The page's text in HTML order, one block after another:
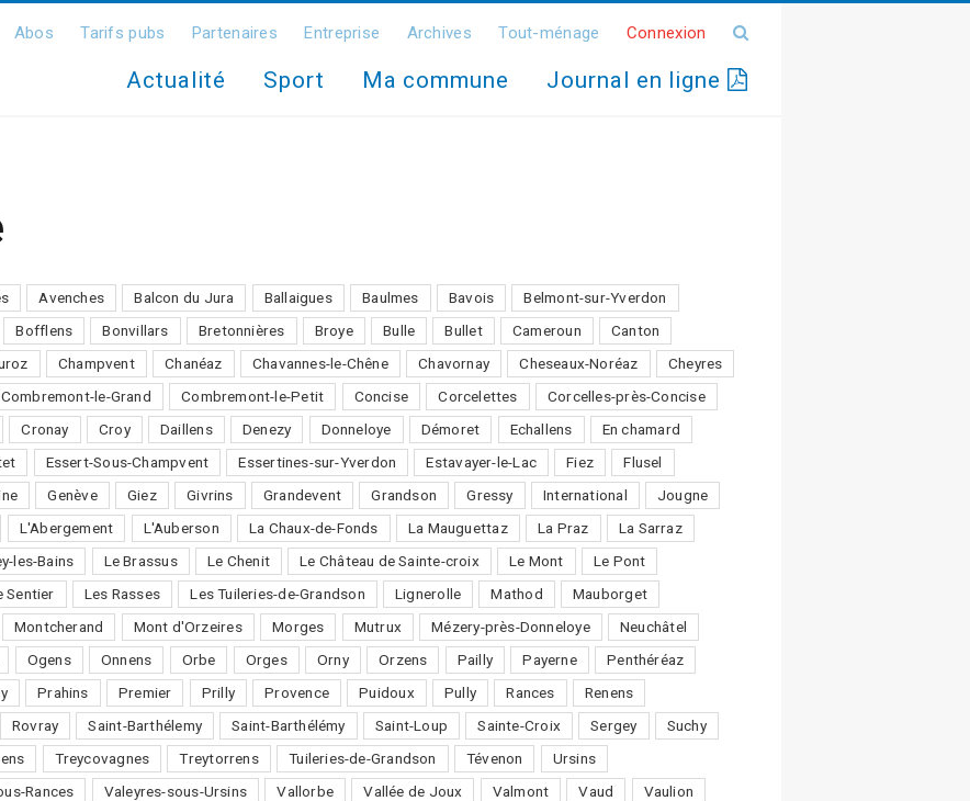
Abos Tarifs pubs Partenaires Entreprise Archives Tout-ménage Connexion
Actualité Sport Ma commune Journal en ligne
Avenches Balcon du Jura Ballaigues Baulmes Bavois
Belmont-sur-Yverdon
Bofflens Bonvillars Bretonnières Broye Bulle Bullet Cameroun
Canton
Champvent Chanéaz Chavannes-le-Chêne Chavornay Cheseaux-Noréaz
Cheyres
Combremont-le-Grand Combremont-le-Petit Concise Corcelettes
Corcelles-près-Concise
Cronay Croy Daillens Denezy Donneloye Démoret Echallens
En chamard
Essert-Sous-Champvent Essertines-sur-Yverdon Estavayer-le-Lac Fiez
Flusel
Genève Giez Givrins Grandevent Grandson Gressy International
Jougne
L'Abergement L'Auberson La Chaux-de-Fonds La Mauguettaz La Praz
La Sarraz
les-Bains Le Brassus Le Chenit Le Château de Sainte-croix Le Mont
Le Pont
Sentier Les Rasses Les Tuileries-de-Grandson Lignerolle Mathod
Mauborget
Montcherand Mont d'Orzeires Morges Mutrux Mézery-près-Donneloye
Neuchâtel
Ogens Onnens Orbe Orges Orny Orzens Pailly Payerne
Penthéréaz
Prahins Premier Prilly Provence Puidoux Pully Rances
Renens
Rovray Saint-Barthélemy Saint-Barthélémy Saint-Loup Sainte-Croix Sergey
Suchy
Treycovagnes Treytorrens Tuileries-de-Grandson Tévenon
Ursins
Rances Valeyres-sous-Ursins Vallorbe Vallée de Joux Valmont Vaud
Vaulion